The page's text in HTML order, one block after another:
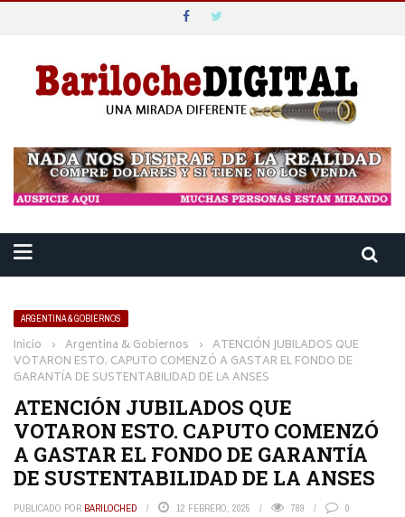
ARGENTINA & GOBIERNOS
Inicio › Argentina & Gobiernos › ATENCIÓN JUBILADOS QUE
VOTARON ESTO. CAPUTO COMENZÓ A GASTAR EL FONDO DE
GARANTÍA DE SUSTENTABILIDAD DE LA ANSES
ATENCIÓN JUBILADOS QUE
VOTARON ESTO. CAPUTO COMENZÓ
A GASTAR EL FONDO DE GARANTÍA
DE SUSTENTABILIDAD DE LA ANSES
PUBLICADO POR BARILOCHED 12 FEBRERO, 2025 789 0